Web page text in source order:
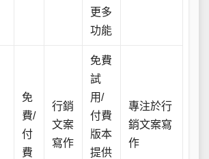
更多
功能
免
費/
付
費
行銷
文案
寫作
免費
試
用/
付費
版本
提供
專注於行
銷文案寫
作